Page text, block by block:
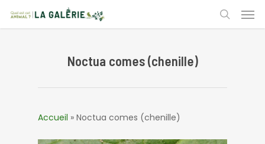
main
search
Noctua comes (chenille)
Accueil » Noctua comes (chenille)